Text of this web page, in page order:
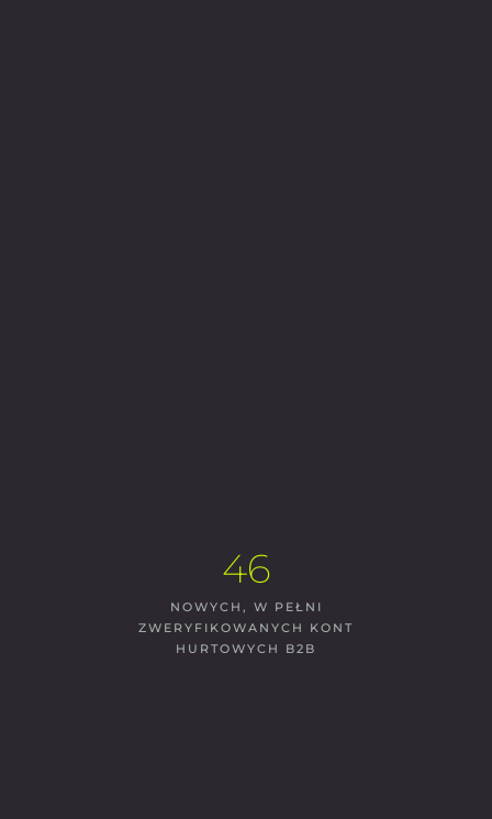
46
NOWYCH, W PEŁNI
ZWERYFIKOWANYCH KONT
HURTOWYCH B2B